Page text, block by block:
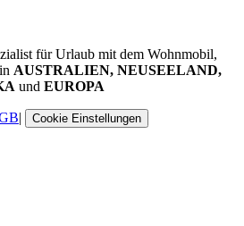
für Urlaub mit dem Wohnmobil,
AUSTRALIEN, NEUSEELAND,
und EUROPA
| Cookie Einstellungen